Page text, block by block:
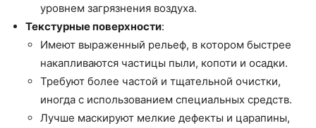
уровнем загрязнения воздуха.
Текстурные поверхности:
Имеют выраженный рельеф, в котором быстрее
накапливаются частицы пыли, копоти и осадки.
Требуют более частой и тщательной очистки,
иногда с использованием специальных средств.
Лучше маскируют мелкие дефекты и царапины,